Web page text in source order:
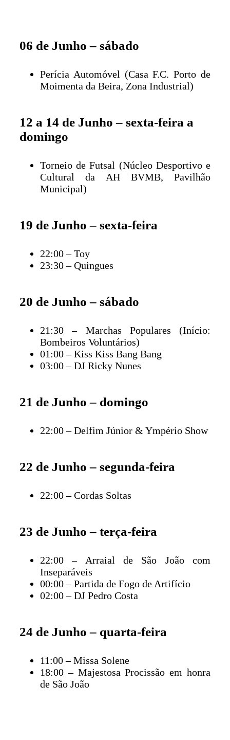
06 de Junho – sábado
Perícia Automóvel (Casa F.C. Porto de
Moimenta da Beira, Zona Industrial)
12 a 14 de Junho – sexta-feira a
domingo
Torneio de Futsal (Núcleo Desportivo e
Cultural da AH BVMB, Pavilhão
Municipal)
19 de Junho – sexta-feira
22:00 – Toy
23:30 – Quingues
20 de Junho – sábado
21:30 – Marchas Populares (Início:
Bombeiros Voluntários)
01:00 – Kiss Kiss Bang Bang
03:00 – DJ Ricky Nunes
21 de Junho – domingo
22:00 – Delfim Júnior & Ympério Show
22 de Junho – segunda-feira
22:00 – Cordas Soltas
23 de Junho – terça-feira
22:00 – Arraial de São João com
Inseparáveis
00:00 – Partida de Fogo de Artifício
02:00 – DJ Pedro Costa
24 de Junho – quarta-feira
11:00 – Missa Solene
18:00 – Majestosa Procissão em honra
de São João